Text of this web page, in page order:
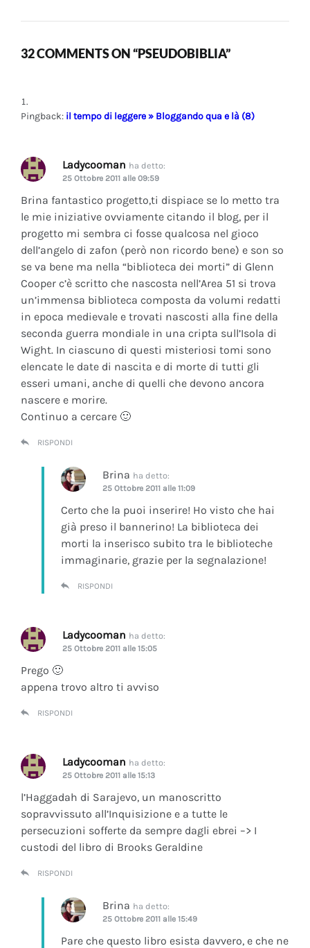
32 COMMENTS ON “PSEUDOBIBLIA”
Pingback: il tempo di leggere » Bloggando qua e là (8)
Ladycooman ha detto:
25 Ottobre 2011 alle 09:59
Brina fantastico progetto,ti dispiace se lo metto tra
le mie iniziative ovviamente citando il blog, per il
progetto mi sembra ci fosse qualcosa nel gioco
dell’angelo di zafon (però non ricordo bene) e son so
se va bene ma nella “biblioteca dei morti” di Glenn
Cooper c’è scritto che nascosta nell’Area 51 si trova
un’immensa biblioteca composta da volumi redatti
in epoca medievale e trovati nascosti alla fine della
seconda guerra mondiale in una cripta sull’Isola di
Wight. In ciascuno di questi misteriosi tomi sono
elencate le date di nascita e di morte di tutti gli
esseri umani, anche di quelli che devono ancora
nascere e morire.
Continuo a cercare 🙂
RISPONDI
Brina ha detto:
25 Ottobre 2011 alle 11:09
Certo che la puoi inserire! Ho visto che hai
già preso il bannerino! La biblioteca dei
morti la inserisco subito tra le biblioteche
immaginarie, grazie per la segnalazione!
RISPONDI
Ladycooman ha detto:
25 Ottobre 2011 alle 15:05
Prego 🙂
appena trovo altro ti avviso
RISPONDI
Ladycooman ha detto:
25 Ottobre 2011 alle 15:13
l’Haggadah di Sarajevo, un manoscritto
sopravvissuto all’Inquisizione e a tutte le
persecuzioni sofferte da sempre dagli ebrei –> I
custodi del libro di Brooks Geraldine
RISPONDI
Brina ha detto:
25 Ottobre 2011 alle 15:49
Pare che questo libro esista davvero, e che ne